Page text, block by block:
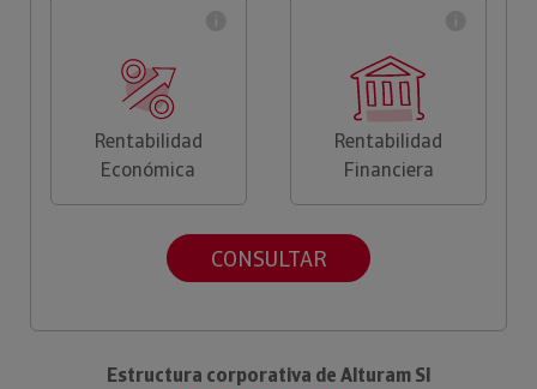
Rentabilidad
Económica
Rentabilidad
Financiera
CONSULTAR
Estructura corporativa de Alturam Sl